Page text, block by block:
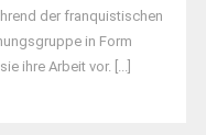
der franquistischen
in Form
ihre Arbeit vor. [...]